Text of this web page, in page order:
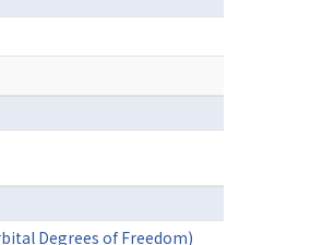
Degrees of Freedom)